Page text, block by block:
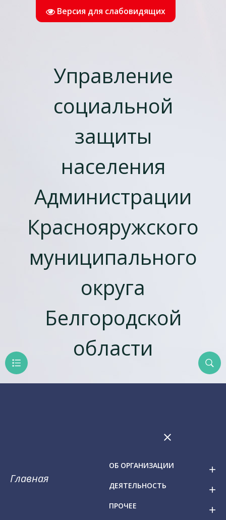
Версия для слабовидящих
Управление
социальной
защиты
населения
Администрации
Краснояружского
муниципального
округа
Белгородской
области
Главная
ОБ ОРГАНИЗАЦИИ add
ДЕЯТЕЛЬНОСТЬ add
ПРОЧЕЕ add
close